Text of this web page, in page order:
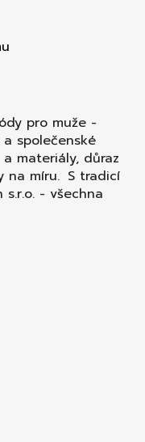
pro muže -
společenské
materiály, důraz
na míru. S tradicí
s.r.o. - všechna